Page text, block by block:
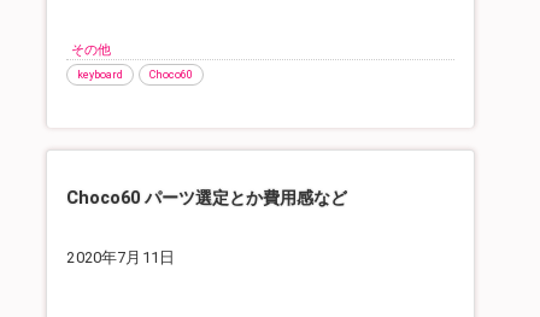
その他
keyboard Choco60
Choco60 パーツ選定とか費用感など
2020年7月11日